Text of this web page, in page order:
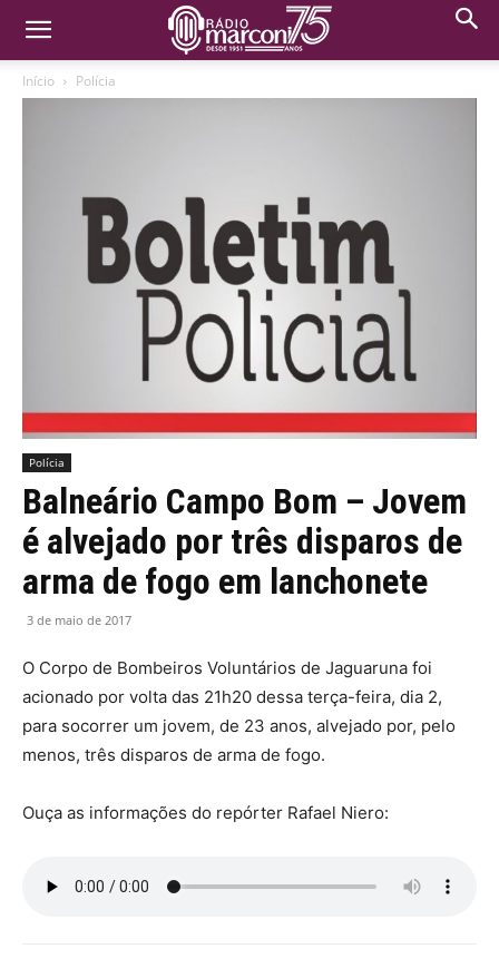
Início Polícia
Polícia
Balneário Campo Bom – Jovem
é alvejado por três disparos de
arma de fogo em lanchonete
3 de maio de 2017
O Corpo de Bombeiros Voluntários de Jaguaruna foi
acionado por volta das 21h20 dessa terça-feira, dia 2,
para socorrer um jovem, de 23 anos, alvejado por, pelo
menos, três disparos de arma de fogo.
Ouça as informações do repórter Rafael Niero: